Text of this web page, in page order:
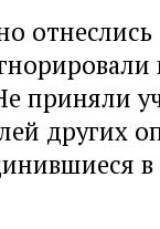
отнеслись
приняли
других